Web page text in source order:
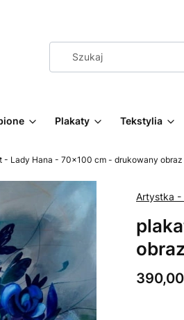
Plakaty Tekstylia
- Lady Hana - 70x100 cm - drukowany
Artystka -
Cena
390,00